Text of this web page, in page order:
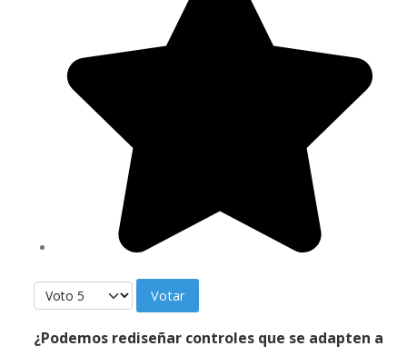
Por favor, vote
¿Podemos rediseñar controles que se adapten a